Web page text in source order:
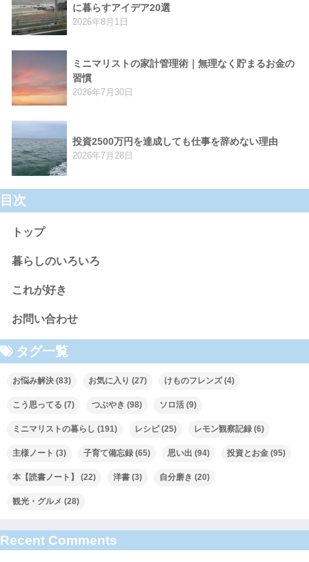
に暮らすアイデア20選
2026年8月1日
ミニマリストの家計管理術｜無理なく貯まるお金の
習慣
2026年7月30日
投資2500万円を達成しても仕事を辞めない理由
2026年7月28日
目次
トップ
暮らしのいろいろ
これが好き
お問い合わせ
タグ一覧
お悩み解決 (83) お気に入り (27) けものフレンズ(4)
こう思ってる (7) つぶやき (98) ソロ活 (9)
ミニマリストの暮らし (191) レシピ(25) レモン観察記録 (6)
主様ノート (3) 子育て備忘録 (65) 思い出 (94) 投資とお金 (95)
本【読書ノート】 (22) 洋書 (3) 自分磨き (20)
観光・グルメ (28)
Recent Comments